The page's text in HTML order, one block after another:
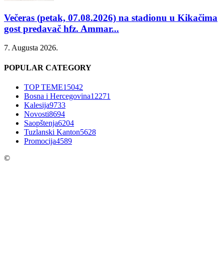
Večeras (petak, 07.08.2026) na stadionu u Kikačima
gost predavač hfz. Ammar...
7. Augusta 2026.
POPULAR CATEGORY
TOP TEME15042
Bosna i Hercegovina12271
Kalesija9733
Novosti8694
Saopštenja6204
Tuzlanski Kanton5628
Promocija4589
©